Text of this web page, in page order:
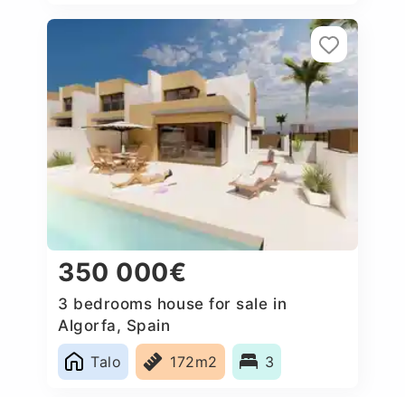
350 000€
3 bedrooms house for sale in
Algorfa, Spain
Talo
172m2 3